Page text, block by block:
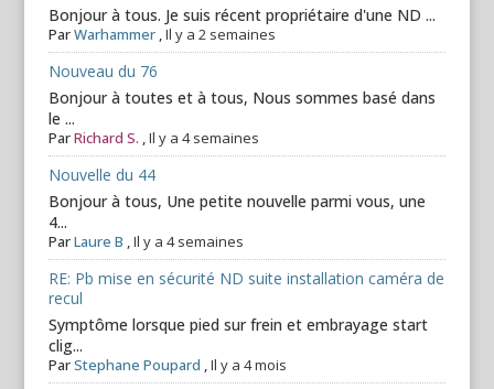
Bonjour à tous. Je suis récent propriétaire d'une ND ...
ParWarhammer, Il y a 2 semaines
Nouveau du 76
Bonjour à toutes et à tous, Nous sommes basé dans
le ...
ParRichard S. Il y a 4 semaines
Nouvelle du 44
Bonjour à tous, Une petite nouvelle parmi vous, une
4...
ParLaure B Il y a 4 semaines
RE: Pb mise en sécurité ND suite installation caméra de
recul
Symptôme lorsque pied sur frein et embrayage start
clig...
ParStephane Poupard Il y a 4 mois